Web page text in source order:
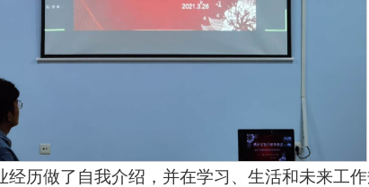
历做了自我介绍，并在学习、生活和未来工